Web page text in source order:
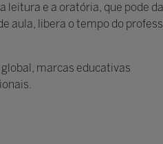
leitura e a oratória, que pode
aula, libera o tempo do
marcas educativas